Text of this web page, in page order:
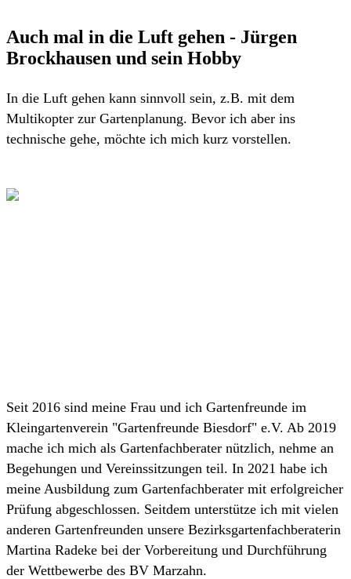
Auch mal in die Luft gehen - Jürgen
Brockhausen und sein Hobby
In die Luft gehen kann sinnvoll sein, z.B. mit dem
Multikopter zur Gartenplanung. Bevor ich aber ins
technische gehe, möchte ich mich kurz vorstellen.
Seit 2016 sind meine Frau und ich Gartenfreunde im
Kleingartenverein "Gartenfreunde Biesdorf" e.V. Ab 2019
mache ich mich als Gartenfachberater nützlich, nehme an
Begehungen und Vereinssitzungen teil. In 2021 habe ich
meine Ausbildung zum Gartenfachberater mit erfolgreicher
Prüfung abgeschlossen. Seitdem unterstütze ich mit vielen
anderen Gartenfreunden unsere Bezirksgartenfachberaterin
Martina Radeke bei der Vorbereitung und Durchführung
der Wettbewerbe des BV Marzahn.